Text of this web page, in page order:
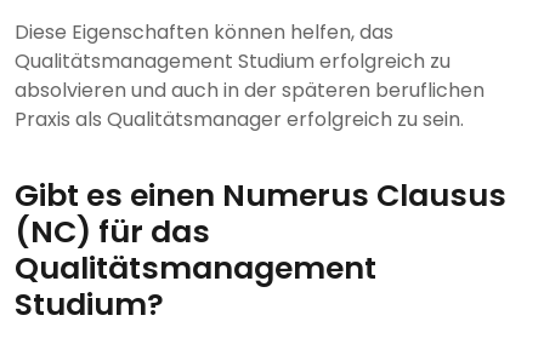
Diese Eigenschaften können helfen, das
Qualitätsmanagement Studium erfolgreich zu
absolvieren und auch in der späteren beruflichen
Praxis als Qualitätsmanager erfolgreich zu sein.
Gibt es einen Numerus Clausus
(NC) für das
Qualitätsmanagement
Studium?